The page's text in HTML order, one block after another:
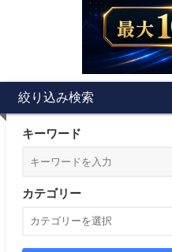
絞り込み検索
キーワード
カテゴリー